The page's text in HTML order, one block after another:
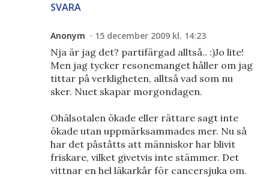
SVARA
Anonym 15 december 2009 kl. 14:23
Nja är jag det? partifärgad alltså.. :)Jo lite!
Men jag tycker resonemanget håller om jag
tittar på verkligheten, alltså vad som nu
sker. Nuet skapar morgondagen.
Ohälsotalen ökade eller rättare sagt inte
ökade utan uppmärksammades mer. Nu så
har det påståtts att människor har blivit
friskare, vilket givetvis inte stämmer. Det
vittnar en hel läkarkår för cancersjuka om.